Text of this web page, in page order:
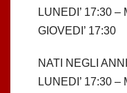
LUNEDI’ 17:30 –
GIOVEDI’ 17:30
NATI NEGLI
LUNEDI’ 17:30 –